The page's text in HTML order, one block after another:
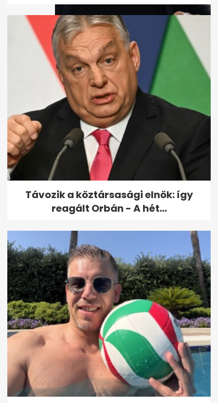
Nyugdíjas Szervezetek
Egyeztető Tanácsa: a
jelenlegi...
Távozik a köztársasági elnök: így
reagált Orbán - A hét...